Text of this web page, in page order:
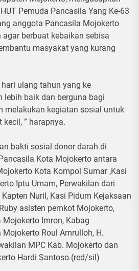
Pemuda Pancasila Yang Ke-63
anggota Pancasila Mojokerto
berbuat kebaikan sebisa
masyakat yang kurang
ulang tahun yang ke
lebih baik dan berguna bagi
melakukan kegiatan sosial untuk
” harapnya.
bakti sosial donor darah di
Kota Mojokerto antara
Kota Kompol Sumar ,Kasi
Iptu Umam, Perwakilan dari
Nuril, Kasi Pidum Kejaksaan
asisten pemkot Mojokerto,
Imron, Kabag
Roul Amrulloh, H.
MPC Kab. Mojokerto dan
Hardi Santoso.(red/sil)